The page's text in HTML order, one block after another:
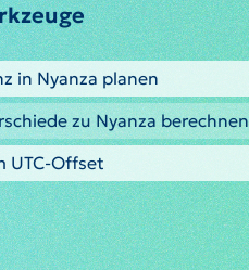
in Nyanza planen
zu Nyanza berechnen
UTC-Offset